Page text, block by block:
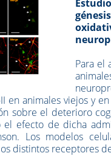
Para el
en animales viejos y
sobre el deterioro
efecto de dicha
Los modelos
distintos receptores